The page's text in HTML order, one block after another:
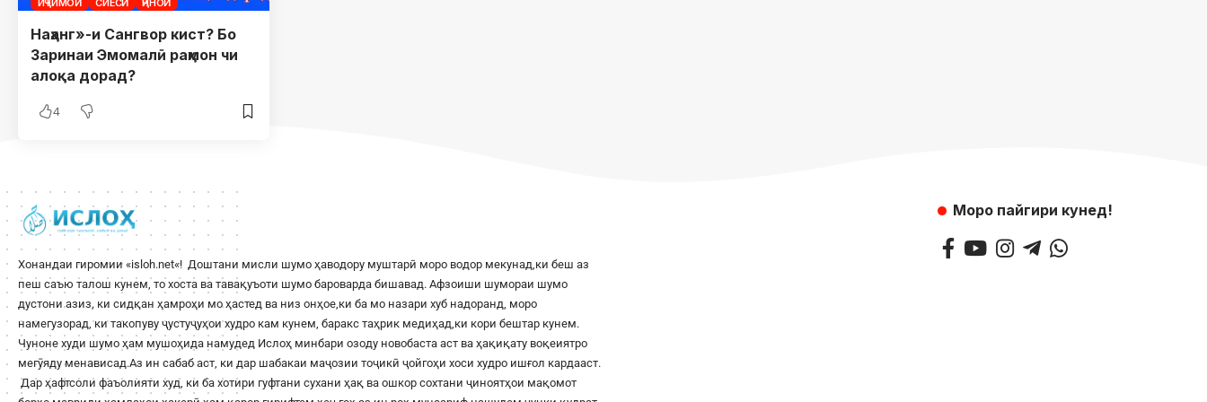
Наҳанг»-и Сангвор кист? Бо
Заринаи Эмомалӣ раҳмон чи
алоқа дорад?
4
Хонандаи гиромии «isloh.net«! Доштани мисли шумо ҳаводору муштарӣ моро водор мекунад,ки беш аз
пеш саъю талош кунем, то хоста ва тавақуъоти шумо бароварда бишавад. Афзоиши шумораи шумо
дустони азиз, ки сидқан ҳамроҳи мо ҳастед ва низ онҳое,ки ба мо назари хуб надоранд, моро
намегузорад, ки такопуву ҷустуҷуҳои худро кам кунем, баракс таҳрик медиҳад,ки кори бештар кунем.
Чуноне худи шумо ҳам мушоҳида намудед Ислоҳ минбари озоду новобаста аст ва ҳақиқату воқеиятро
мегӯяду менависад.Аз ин сабаб аст, ки дар шабакаи маҷозии тоҷикӣ ҷойгоҳи хоси худро ишғол кардааст.
Дар ҳафтсоли фаъолияти худ, ки ба хотири гуфтани сухани ҳақ ва ошкор сохтани ҷиноятҳои мақомот
Моро пайгири кунед!